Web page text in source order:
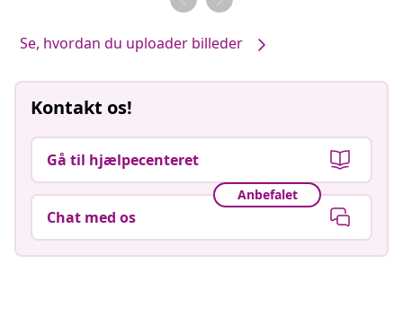
Se, hvordan du uploader billeder
Kontakt os!
Gå til hjælpecenteret
Anbefalet
Chat med os